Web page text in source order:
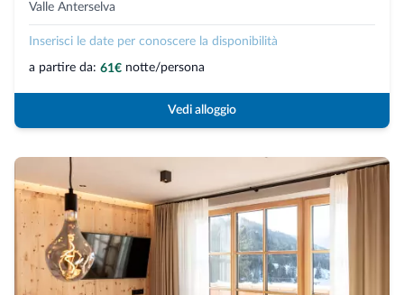
Valle Anterselva
Inserisci le date per conoscere la disponibilità
a partire da: 61€ notte/persona
Vedi alloggio